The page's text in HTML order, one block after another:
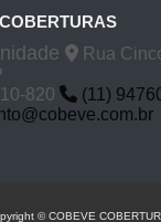
Rua
820
(11)
© COBEVE